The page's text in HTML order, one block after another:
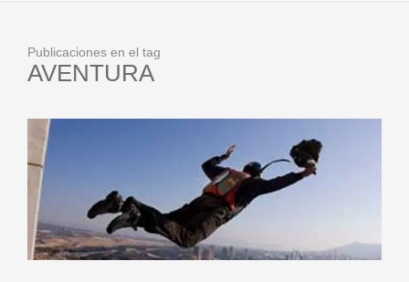
Publicaciones en el tag
AVENTURA